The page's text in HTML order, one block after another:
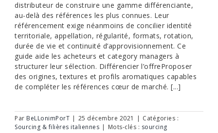
distributeur de construire une gamme différenciante,
au-delà des références les plus connues. Leur
référencement exige néanmoins de concilier identité
territoriale, appellation, régularité, formats, rotation,
durée de vie et continuité d’approvisionnement. Ce
guide aide les acheteurs et category managers à
structurer leur sélection. Différencier l’offreProposer
des origines, textures et profils aromatiques capables
de compléter les références cœur de marché. [...]
Par BeLLonimPorT | 25 décembre 2021 | Catégories :
Sourcing & filières italiennes | Mots-clés : sourcing